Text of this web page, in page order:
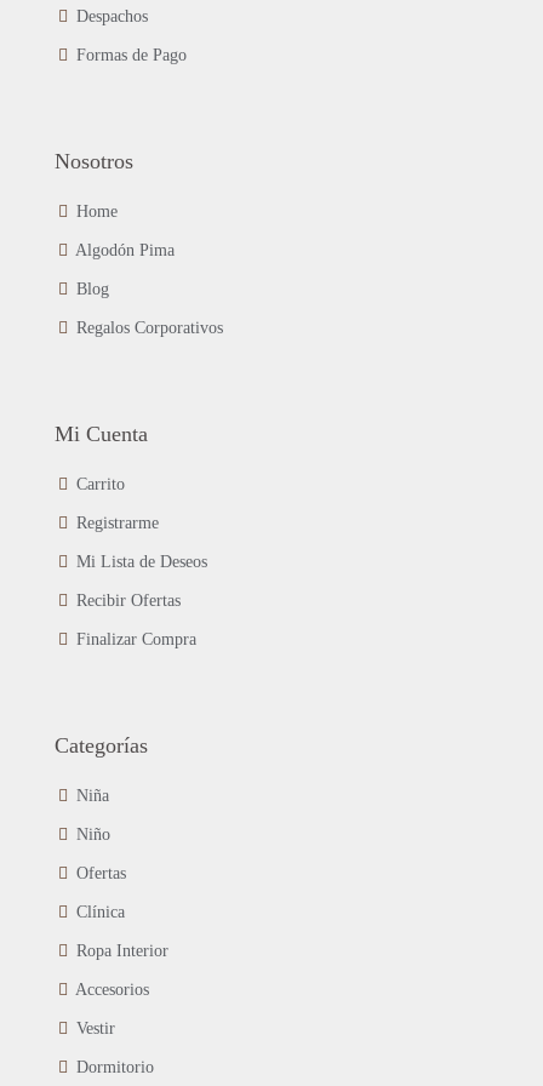
producto
Despachos
Formas de Pago
Nosotros
Home
Algodón Pima
Blog
Regalos Corporativos
Mi Cuenta
Carrito
Registrarme
Mi Lista de Deseos
Recibir Ofertas
Finalizar Compra
Categorías
Niña
Niño
Ofertas
Clínica
Ropa Interior
Accesorios
Vestir
Dormitorio